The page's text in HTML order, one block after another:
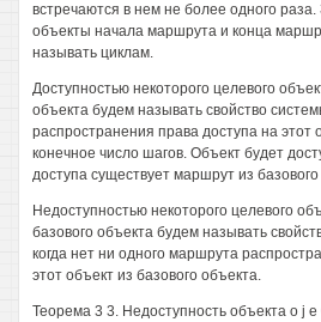
встречаются в нем не более одного раза.
объекты начала маршрута и конца
называть циклам.
Доступностью некоторого целевого
объекта будем называть свойство
распространения права доступа на этот
конечное число шагов. Объект будет
доступа существует маршрут из
Недоступностью некоторого целевого
базового объекта будем называть
когда нет ни одного маршрута
этот объект из базового объекта.
Теорема 3 3. Недоступность объекта о j